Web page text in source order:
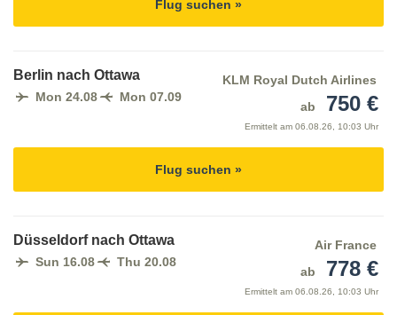
Flug suchen »
Berlin nach Ottawa
Mon 24.08 Mon 07.09
KLM Royal Dutch Airlines
ab
750 €
Ermittelt am 06.08.26, 10:03 Uhr
Flug suchen »
Düsseldorf nach Ottawa
Sun 16.08 Thu 20.08
Air France
ab
778 €
Ermittelt am 06.08.26, 10:03 Uhr